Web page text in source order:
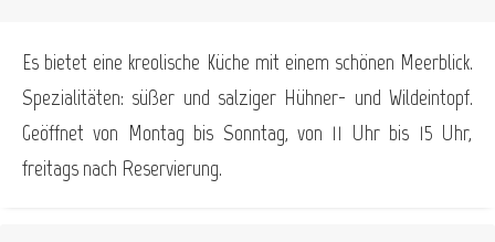
Es bietet eine kreolische Küche mit einem schönen Meerblick.
Spezialitäten: süßer und salziger Hühner- und Wildeintopf.
Geöffnet von Montag bis Sonntag, von 11 Uhr bis 15 Uhr,
freitags nach Reservierung.